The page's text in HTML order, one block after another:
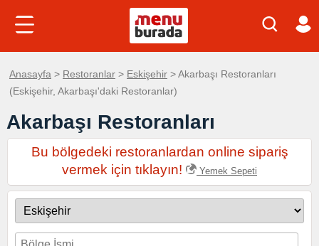
Anasayfa > Restoranlar > Eskişehir > Akarbaşı Restoranları
(Eskişehir, Akarbaşı'daki Restoranlar)
Akarbaşı Restoranları
Bu bölgedeki restoranlardan online sipariş
vermek için tıklayın!
Yemek Sepeti